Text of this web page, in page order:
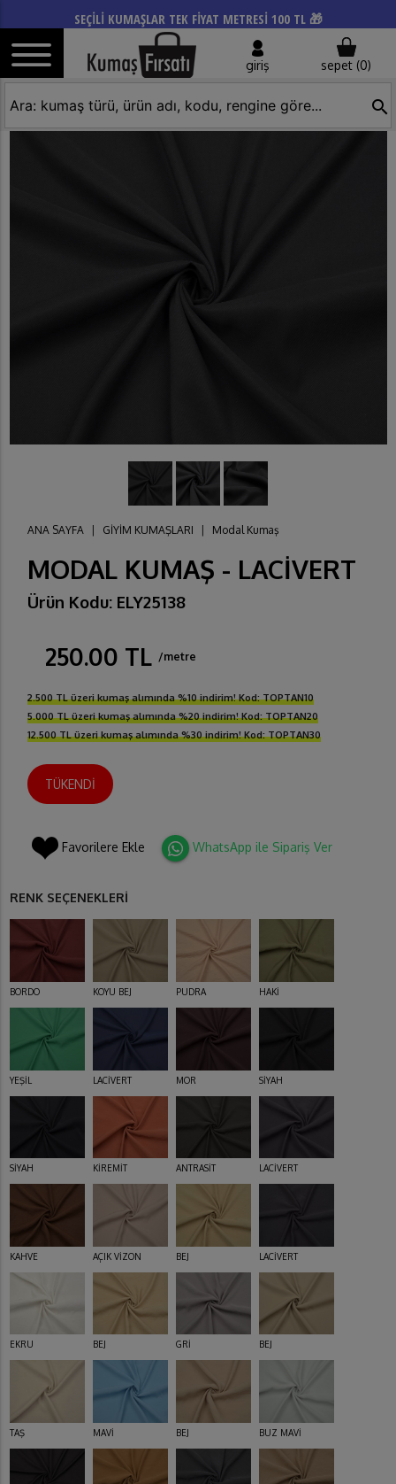
SEÇİLİ KUMAŞLAR TEK FİYAT METRESİ 100 TL 🎁
giriş sepet (0)
search
ANA SAYFA GİYİM KUMAŞLARI Modal Kumaş
MODAL KUMAŞ - LACİVERT
Ürün Kodu: ELY25138
250.00 TL /metre
2.500 TL üzeri kumaş alımında %10 indirim! Kod: TOPTAN10
5.000 TL üzeri kumaş alımında %20 indirim! Kod: TOPTAN20
12.500 TL üzeri kumaş alımında %30 indirim! Kod: TOPTAN30
TÜKENDİ
Favorilere Ekle WhatsApp ile Sipariş Ver
RENK SEÇENEKLERİ
BORDO KOYU BEJ PUDRA HAKİ
YEŞİL LACİVERT MOR SİYAH
SİYAH KİREMİT ANTRASİT LACİVERT
KAHVE AÇIK VİZON BEJ LACİVERT
EKRU BEJ GRİ BEJ
TAŞ MAVİ BEJ BUZ MAVİ